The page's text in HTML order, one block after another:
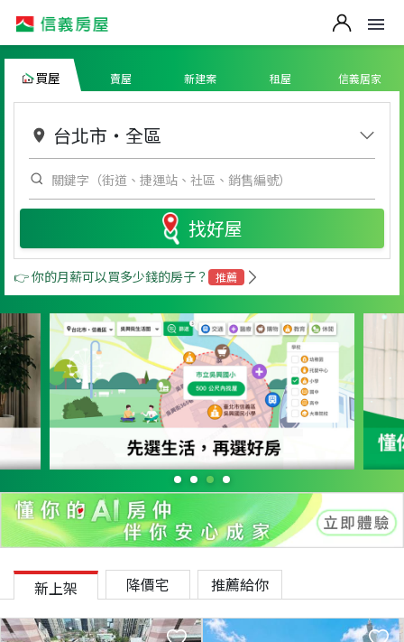
買屋 賣屋 新建案 租屋 信義居家
台北市 ・ 全區
找好屋
👉 你的月薪可以買多少錢的房子？ 推薦
新上架 降價宅 推薦給你